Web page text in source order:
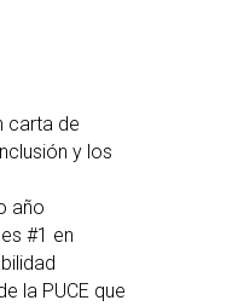
carta de
y los
año
#1 en
la PUCE que